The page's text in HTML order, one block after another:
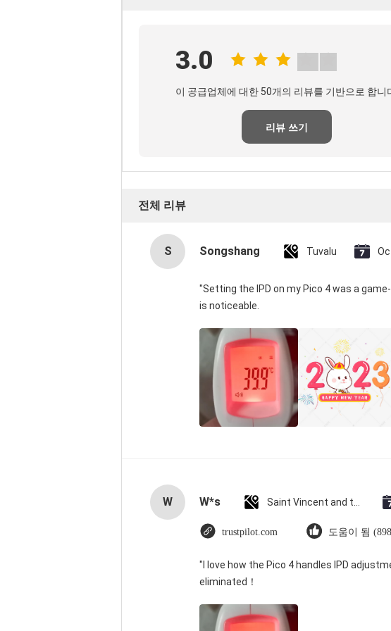
3.0
이 공급업체에 대한 50개의 리뷰를 기반으로 합니
리뷰 쓰기
전체 리뷰
S Songshang Tuvalu
"Setting the IPD on my Pico 4 was a
is noticeable.
W W*s
trustpilot.com 도움이 됨
"I love how the Pico 4 handles IPD
eliminated！